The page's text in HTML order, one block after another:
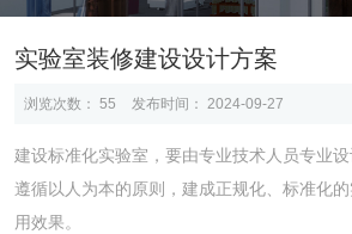
实验室装修建设设计方案
浏览次数： 55 发布时间： 2024-09-27
建设标准化实验室，要由专业技术人员专业设
遵循以人为本的原则，建成正规化、标准化
用效果。